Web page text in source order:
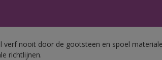
verf nooit door de gootsteen en spoel
richtlijnen.